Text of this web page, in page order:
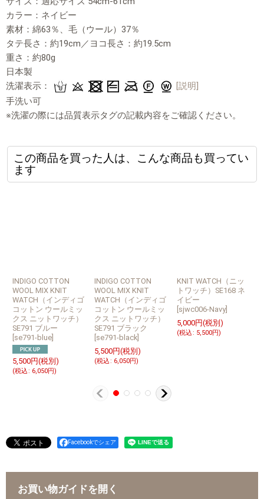
カラー：ネイビー
素材：綿63％、毛（ウール）37％
タテ長さ：約19cm／ヨコ長さ：約19.5cm
重さ：約80g
日本製
洗濯表示：
[説明]
手洗い可
※洗濯の際には品質表示タグの記載内容をご確認ください。
この商品を買った人は、こんな商品も買ってい
ます
INDIGO COTTON
WOOL MIX KNIT
WATCH（インディゴ
コットン ウールミッ
クス ニットワッチ）
SE791 ブルー
se791-blue
5,500円(税別)
(税込: 6,050円)
INDIGO COTTON
WOOL MIX KNIT
WATCH（インディゴ
コットン ウールミッ
クス ニットワッチ）
SE791 ブラック
se791-black
5,500円(税別)
(税込: 6,050円)
KNIT WATCH（ニッ
トワッチ）SE168 ネ
イビー
sjwc006-Navy]
5,000円(税別)
(税込: 5,500円)
Facebookでシェア
お買い物ガイドを開く